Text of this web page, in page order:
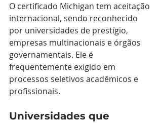
O certificado Michigan tem aceitação
internacional, sendo reconhecido
por universidades de prestígio,
empresas multinacionais e órgãos
governamentais. Ele é
frequentemente exigido em
processos seletivos acadêmicos e
profissionais.
Universidades que